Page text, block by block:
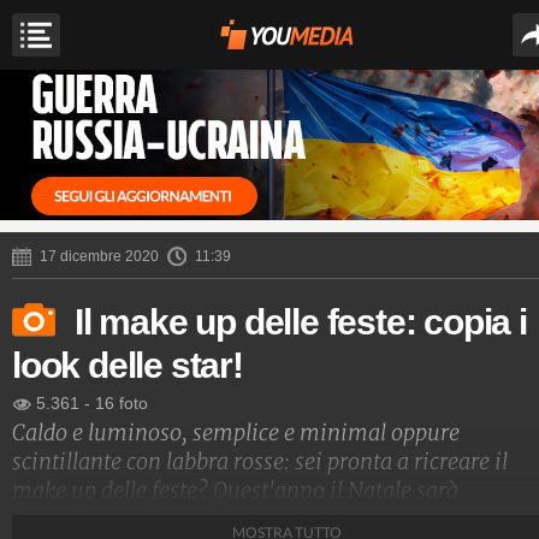
17 dicembre 2020 11:39
Il make up delle feste: copia i
look delle star!
5.361 - 16 foto
Caldo e luminoso, semplice e minimal oppure
scintillante con labbra rosse: sei pronta a ricreare il
make up delle feste? Quest'anno il Natale sarà
MOSTRA TUTTO